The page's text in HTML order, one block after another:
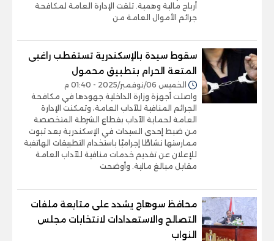
أرباح مالية وهمية. تلقت الإدارة العامة لمكافحة
جرائم الأموال العامة من
سقوط سيدة بالإسكندرية تستقطب راغبى
المتعة الحرام بتطبيق محمول
الخميس 06/نوفمبر/2025 - 01:40 م
واصلت أجهزة وزارة الداخلية جهودها في مكافحة
الجرائم المنافية للآداب العامة، وتمكنت الإدارة
العامة لحماية الآداب بقطاع الشرطة المتخصصة
من ضبط إحدى السيدات في الإسكندرية بعد ثبوت
ممارستها نشاطًا إجراميًا باستخدام التطبيقات الهاتفية
للإعلان عن تقديم خدمات منافية للآداب العامة
مقابل مبالغ مالية. وأوضحت
محافظ سوهاج يشدد على متابعة ملفات
التصالح والاستعدادات لانتخابات مجلس
النواب